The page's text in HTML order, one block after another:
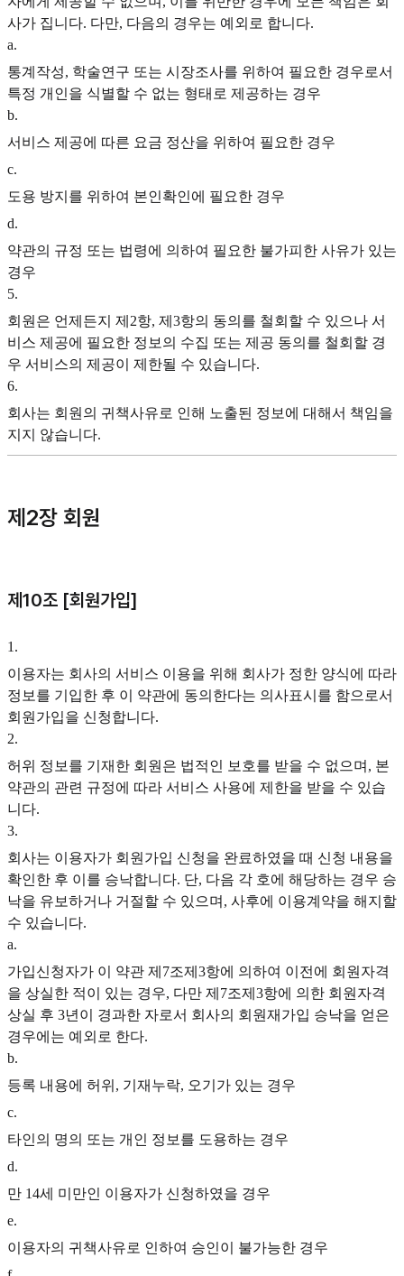
사가 집니다. 다만, 다음의 경우는 예외로 합니다.
a.
통계작성, 학술연구 또는 시장조사를 위하여 필요한 경우로서
특정 개인을 식별할 수 없는 형태로 제공하는 경우
b.
서비스 제공에 따른 요금 정산을 위하여 필요한 경우
c.
도용 방지를 위하여 본인확인에 필요한 경우
d.
약관의 규정 또는 법령에 의하여 필요한 불가피한 사유가 있는
경우
5.
회원은 언제든지 제2항, 제3항의 동의를 철회할 수 있으나 서
비스 제공에 필요한 정보의 수집 또는 제공 동의를 철회할 경
우 서비스의 제공이 제한될 수 있습니다.
6.
회사는 회원의 귀책사유로 인해 노출된 정보에 대해서 책임을
지지 않습니다.
제2장 회원
제10조 [회원가입]
1 .
이용자는 회사의 서비스 이용을 위해 회사가 정한 양식에 따라
정보를 기입한 후 이 약관에 동의한다는 의사표시를 함으로서
회원가입을 신청합니다.
2.
허위 정보를 기재한 회원은 법적인 보호를 받을 수 없으며, 본
약관의 관련 규정에 따라 서비스 사용에 제한을 받을 수 있습
니다.
3.
회사는 이용자가 회원가입 신청을 완료하였을 때 신청 내용을
확인한 후 이를 승낙합니다. 단, 다음 각 호에 해당하는 경우 승
낙을 유보하거나 거절할 수 있으며, 사후에 이용계약을 해지할
수 있습니다.
a.
가입신청자가 이 약관 제7조제3항에 의하여 이전에 회원자격
을 상실한 적이 있는 경우, 다만 제7조제3항에 의한 회원자격
상실 후 3년이 경과한 자로서 회사의 회원재가입 승낙을 얻은
경우에는 예외로 한다.
b.
등록 내용에 허위, 기재누락, 오기가 있는 경우
c.
타인의 명의 또는 개인 정보를 도용하는 경우
d.
만 14세 미만인 이용자가 신청하였을 경우
e.
이용자의 귀책사유로 인하여 승인이 불가능한 경우